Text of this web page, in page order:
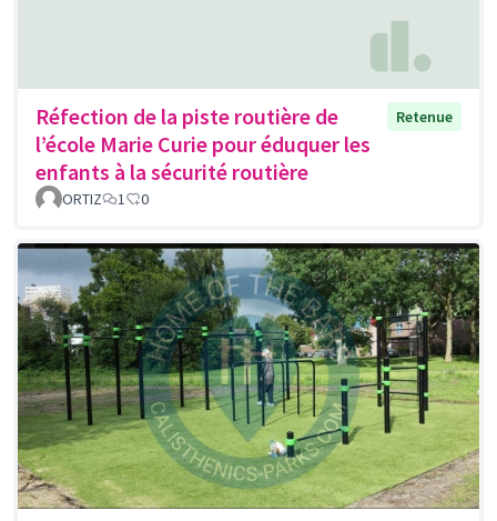
Réfection de la piste routière de
l’école Marie Curie pour éduquer les
enfants à la sécurité routière
Retenue
ORTIZ 1 0